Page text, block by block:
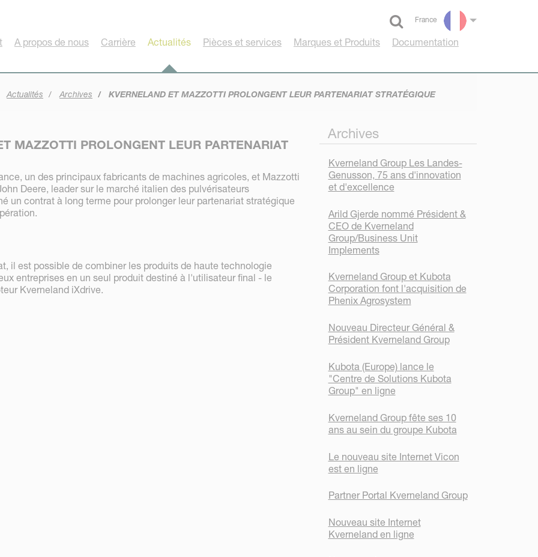
France
Select language
A propos de nous Carrière Actualités Pièces et services Marques et Produits Documentation
Actualités Archives KVERNELAND ET MAZZOTTI PROLONGENT LEUR PARTENARIAT STRATÉGIQUE
MAZZOTTI PROLONGENT LEUR PARTENARIAT
un des principaux fabricants de machines agricoles, et Mazzotti
Deere, leader sur le marché italien des pulvérisateurs
un contrat à long terme pour prolonger leur partenariat stratégique
il est possible de combiner les produits de haute technologie
entreprises en un seul produit destiné à l'utilisateur final - le
Kverneland iXdrive.
Archives
Kverneland Group Les Landes-
Genusson, 75 ans d'innovation
et d'excellence
Arild Gjerde nommé Président &
CEO de Kverneland
Group/Business Unit
Implements
Kverneland Group et Kubota
Corporation font l'acquisition de
Phenix Agrosystem
Nouveau Directeur Général &
Président Kverneland Group
Kubota (Europe) lance le
"Centre de Solutions Kubota
Group" en ligne
Kverneland Group fête ses 10
ans au sein du groupe Kubota
Le nouveau site Internet Vicon
est en ligne
Partner Portal Kverneland Group
Nouveau site Internet
Kverneland en ligne